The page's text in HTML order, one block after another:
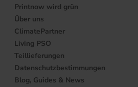
Printnow wird grün
Über uns
ClimatePartner
Living PSO
Teillieferungen
Datenschutzbestimmungen
Blog, Guides & News